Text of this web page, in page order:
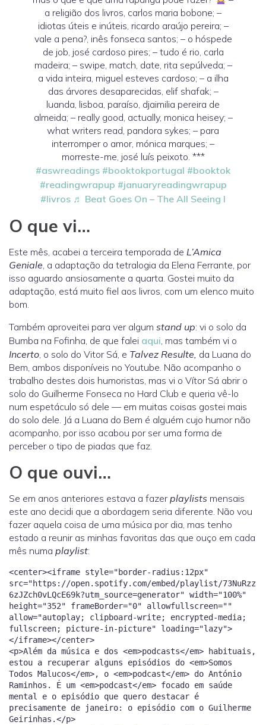
a religião dos livros, carlos maria bobone; –
idiotas úteis e inúteis, ricardo araújo pereira; –
vale a pena?, inês fonseca santos; – o hóspede
de job, josé cardoso pires; – tudo é rio, carla
madeira; – swipe, match, date, rita sepúlveda; –
a vida inteira, miguel esteves cardoso; – a ilha
das árvores desaparecidas, elif shafak; –
luanda, lisboa, paraíso, djaimilia pereira de
almeida; – really good, actually, monica heisey; –
what writers read, pandora sykes; – para
interromper o amor, mónica marques; –
morreste-me, josé luís peixoto. ***
#aswreadings #booktokportugal #booktok
#readingwrapup #januaryreadingwrapup
#livros ♬ Beat Goes On – The All Seeing I
O que vi…
Este mês, acabei a terceira temporada de L’Amica
Geniale, a adaptação da tetralogia da Elena Ferrante, por
isso aguardo ansiosamente a quarta. Gostei muito da
adaptação, está muito fiel aos livros, com um elenco muito
bom.
Também aproveitei para ver algum stand up: vi o solo da
Bumba na Fofinha, de que falei aqui, mas também vi o
Incerto, o solo do Vitor Sá, e Talvez Resulte, da Luana do
Bem, ambos disponíveis no Youtube. Não acompanho o
trabalho destes dois humoristas, mas vi o Vítor Sá abrir o
solo do Guilherme Fonseca no Hard Club e queria vê-lo
num espetáculo só dele — em muitas coisas gostei mais
do solo dele. Já a Luana do Bem é alguém cujo humor não
acompanho, por isso acabou por ser uma forma de
perceber o tipo de piadas que faz.
O que ouvi…
Se em anos anteriores estava a fazerplaylists mensais
este ano decidi que a abordagem seria diferente. Não vou
fazer aquela coisa de uma música por dia, mas tenho
estado a reunir as minhas favoritas das que ouço em cada
mês numa playlist:
<center><iframe style="border-radius:12px"
src="https://open.spotify.com/embed/playlist/73NuRzz
6zJZch0vLQcE69k?utm_source=generator" width="100%"
height="352" frameBorder="0" allowfullscreen=""
allow="autoplay; clipboard-write; encrypted-media;
fullscreen; picture-in-picture" loading="lazy">
</iframe></center>
<p>Além da música e dos <em>podcasts</em> habituais,
estou a recuperar alguns episódios do <em>Somos
Todos Malucos</em>, o <em>podcast</em> do António
Raminhos. É um <em>podcast</em> focado em saúde
mental e o episódio que quero destacar é
precisamente de janeiro: o episódio com o Guilherme
Geirinhas.</p>